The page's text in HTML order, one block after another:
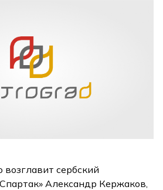
возглавит сербский
Александр Кержаков,